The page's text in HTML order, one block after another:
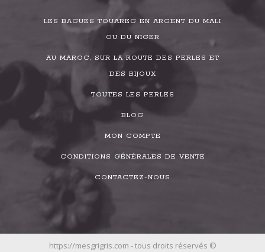
LES BAGUES TOUAREG EN ARGENT DU MALI
OU DU NIGER
AU MAROC, SUR LA ROUTE DES PERLES ET
DES BIJOUX
TOUTES LES PERLES
BLOG
MON COMPTE
CONDITIONS GÉNÉRALES DE VENTE
CONTACTEZ-NOUS
https://mesgrigris.com - tous droits réservés ©